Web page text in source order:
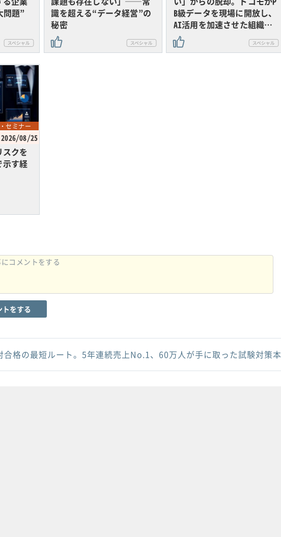
問題”
識を超える“データ経営”の
秘密
B級データを現場に開放し、
AI活用を加速させた組織…
セミナー
2026/08/25
クを
示す経
トをする
合格の最短ルート。5年連続売上No.1、60万人が手に取った試験対策本